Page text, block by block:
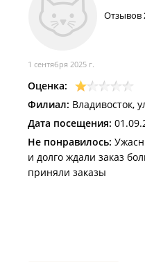
Отзывов
1 сентября 2025 г.
Оценка:
Филиал: Владивосток,
Дата посещения:
Не понравилось:
и долго ждали заказ
приняли заказы